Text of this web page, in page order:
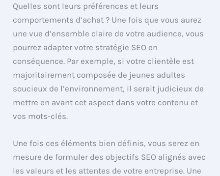
Quelles sont leurs préférences et leurs
comportements d’achat ? Une fois que vous aurez
une vue d’ensemble claire de votre audience, vous
pourrez adapter votre stratégie SEO en
conséquence. Par exemple, si votre clientèle est
majoritairement composée de jeunes adultes
soucieux de l’environnement, il serait judicieux de
mettre en avant cet aspect dans votre contenu et
vos mots-clés.
Une fois ces éléments bien définis, vous serez en
mesure de formuler des objectifs SEO alignés avec
les valeurs et les attentes de votre entreprise. Une